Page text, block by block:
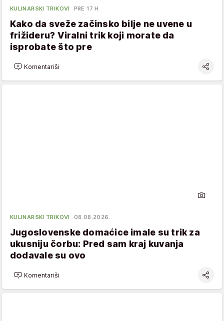
KULINARSKI TRIKOVI PRE 17 H
Kako da sveže začinsko bilje ne uvene u
frižideru? Viralni trik koji morate da
isprobate što pre
Komentariši
KULINARSKI TRIKOVI 08.08.2026.
Jugoslovenske domaćice imale su trik za
ukusniju čorbu: Pred sam kraj kuvanja
dodavale su ovo
Komentariši